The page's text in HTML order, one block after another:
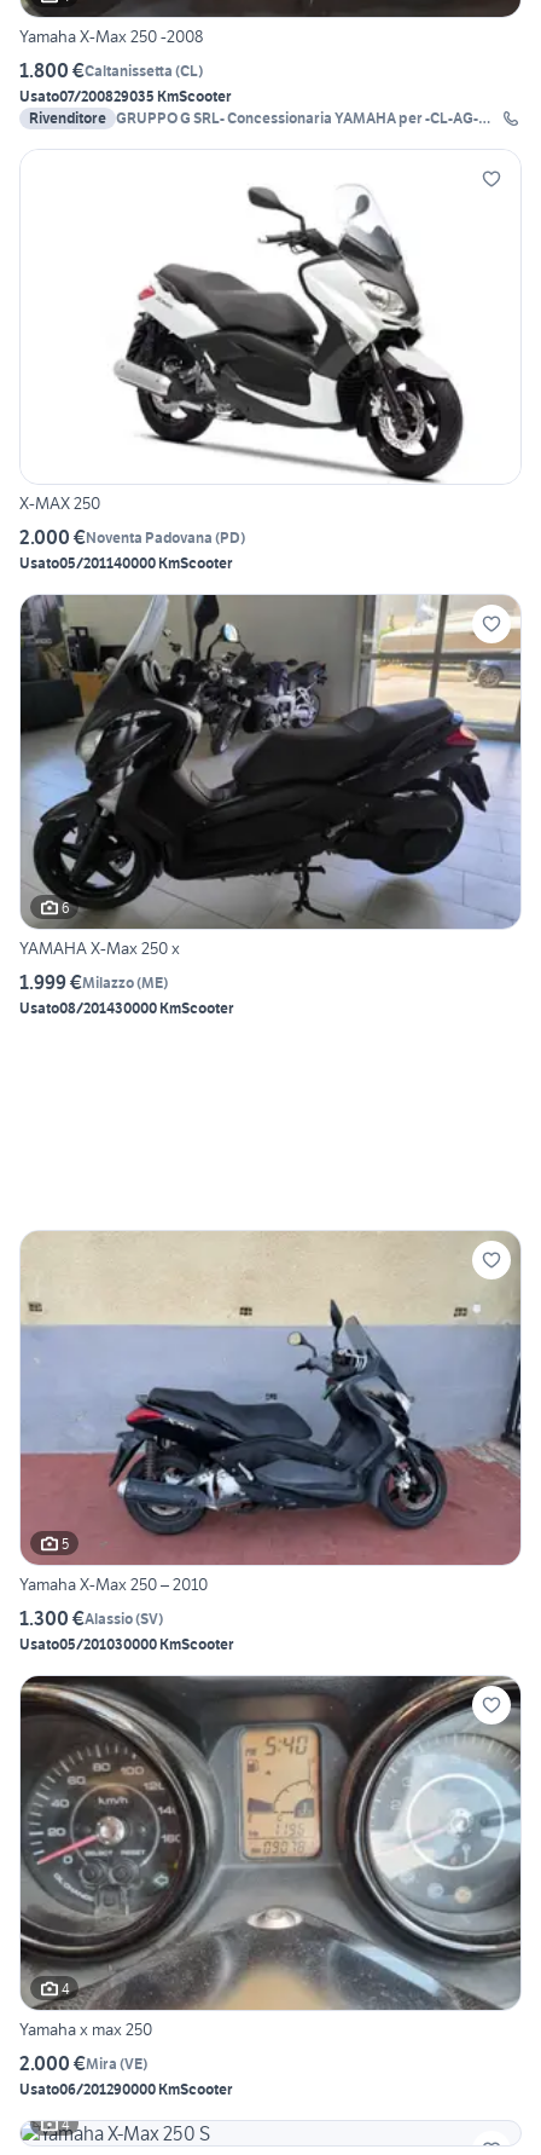
Yamaha X-Max 250 -2008
1.800 €Caltanissetta (CL)
Usato07/200829035 KmScooter
Rivenditore GRUPPO G SRL- Concessionaria YAMAHA per -CL-AG-
X-MAX 250
2.000 €Noventa Padovana (PD)
Usato05/201140000 KmScooter
6
YAMAHA X-Max 250 x
1.999 €Milazzo(ME)
Usato08/201430000 KmScooter
5
Yamaha X-Max 250 – 2010
1.300 €Alassio(SV)
Usato05/201030000 KmScooter
4
Yamaha x max 250
2.000 €Mira (VE)
Usato06/201290000 KmScooter
4